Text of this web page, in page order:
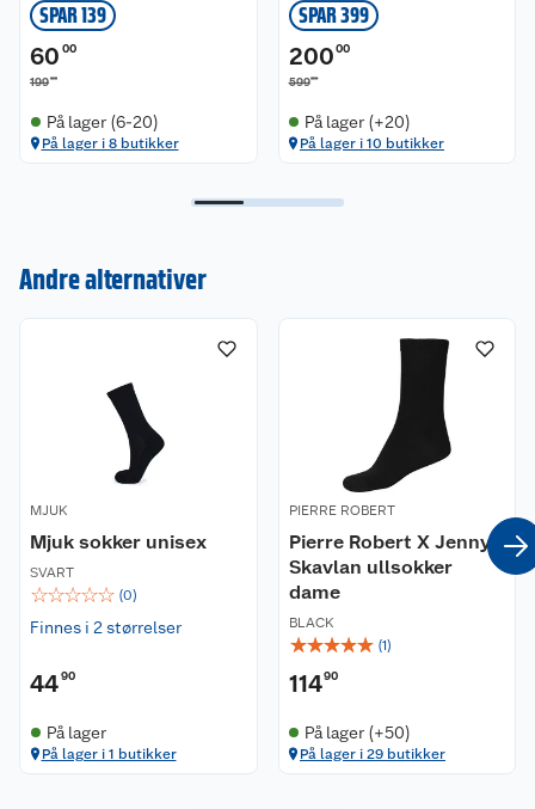
SPAR 139
60 00
19900
På lager (6-20)
På lager i 8 butikker
SPAR 399
200 00
59900
På lager (+20)
På lager i 10 butikker
Andre alternativer
MJUK
Mjuk sokker unisex
SVART
☆☆☆☆☆ (0)
Finnes i 2 størrelser
4490
På lager
På lager i 1 butikker
PIERRE ROBERT
Pierre Robert X Jenny
Skavlan ullsokker
dame
BLACK
☆☆☆☆☆ (1)
11490
På lager (+50)
På lager i 29 butikker
Våre butikker
Våre merkevarer
Coop kjeder
Ledige stillinger
Samvirkelag
Reklamasjon og garanti
Ofte stilte spørsmål
Betalingsalternativer
Leveringsalternativer
Kjøpsvilkår
Åpent kjøp
Klikk og hent
Festdrakter til hele familien
Hagemøbler og utemøbler